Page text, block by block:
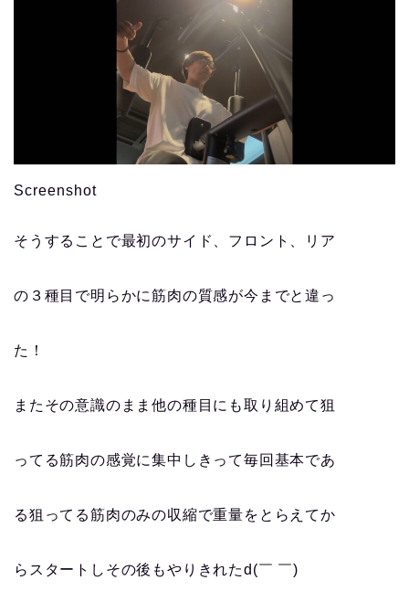
Screenshot
そうすることで最初のサイド、フロント、リア
の３種目で明らかに筋肉の質感が今までと違っ
た！
またその意識のまま他の種目にも取り組めて狙
ってる筋肉の感覚に集中しきって毎回基本であ
る狙ってる筋肉のみの収縮で重量をとらえてか
らスタートしその後もやりきれたd(￣ ￣)